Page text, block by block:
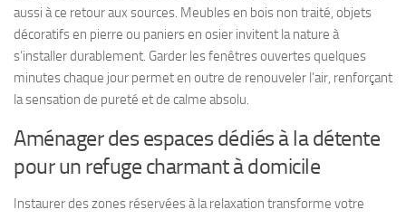
aussi à ce retour aux sources. Meubles en bois non traité, objets
décoratifs en pierre ou paniers en osier invitent la nature à
s’installer durablement. Garder les fenêtres ouvertes quelques
minutes chaque jour permet en outre de renouveler l’air, renforçant
la sensation de pureté et de calme absolu.
Aménager des espaces dédiés à la détente
pour un refuge charmant à domicile
Instaurer des zones réservées à la relaxation transforme votre